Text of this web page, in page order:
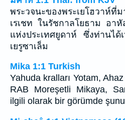
พระวจนะของพระเยโฮวาห์ที่
เรเชท ในรัชกาลโยธาม อา
แห่งประเทศยูดาห์ ซึ่งท่านได้
เยรูซาเล็ม
Mika 1:1 Turkish
Yahuda kralları Yotam,
RAB Moreşetli Mikaya,
ilgili olarak bir görümde